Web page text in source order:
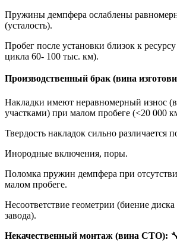
Пружины демпфера ослаблены
(усталость).
Пробег после установки близок к
цикла 60- 100 тыс. км).
Производственный брак (вина
Накладки имеют неравномерный износ
участками) при малом пробеге (<20 000
Твердость накладок сильно различается
Инородные включения, поры.
Поломка пружин демпфера при
малом пробеге.
Несоответствие геометрии (биение
завода).
Некачественный монтаж (вина СТО):